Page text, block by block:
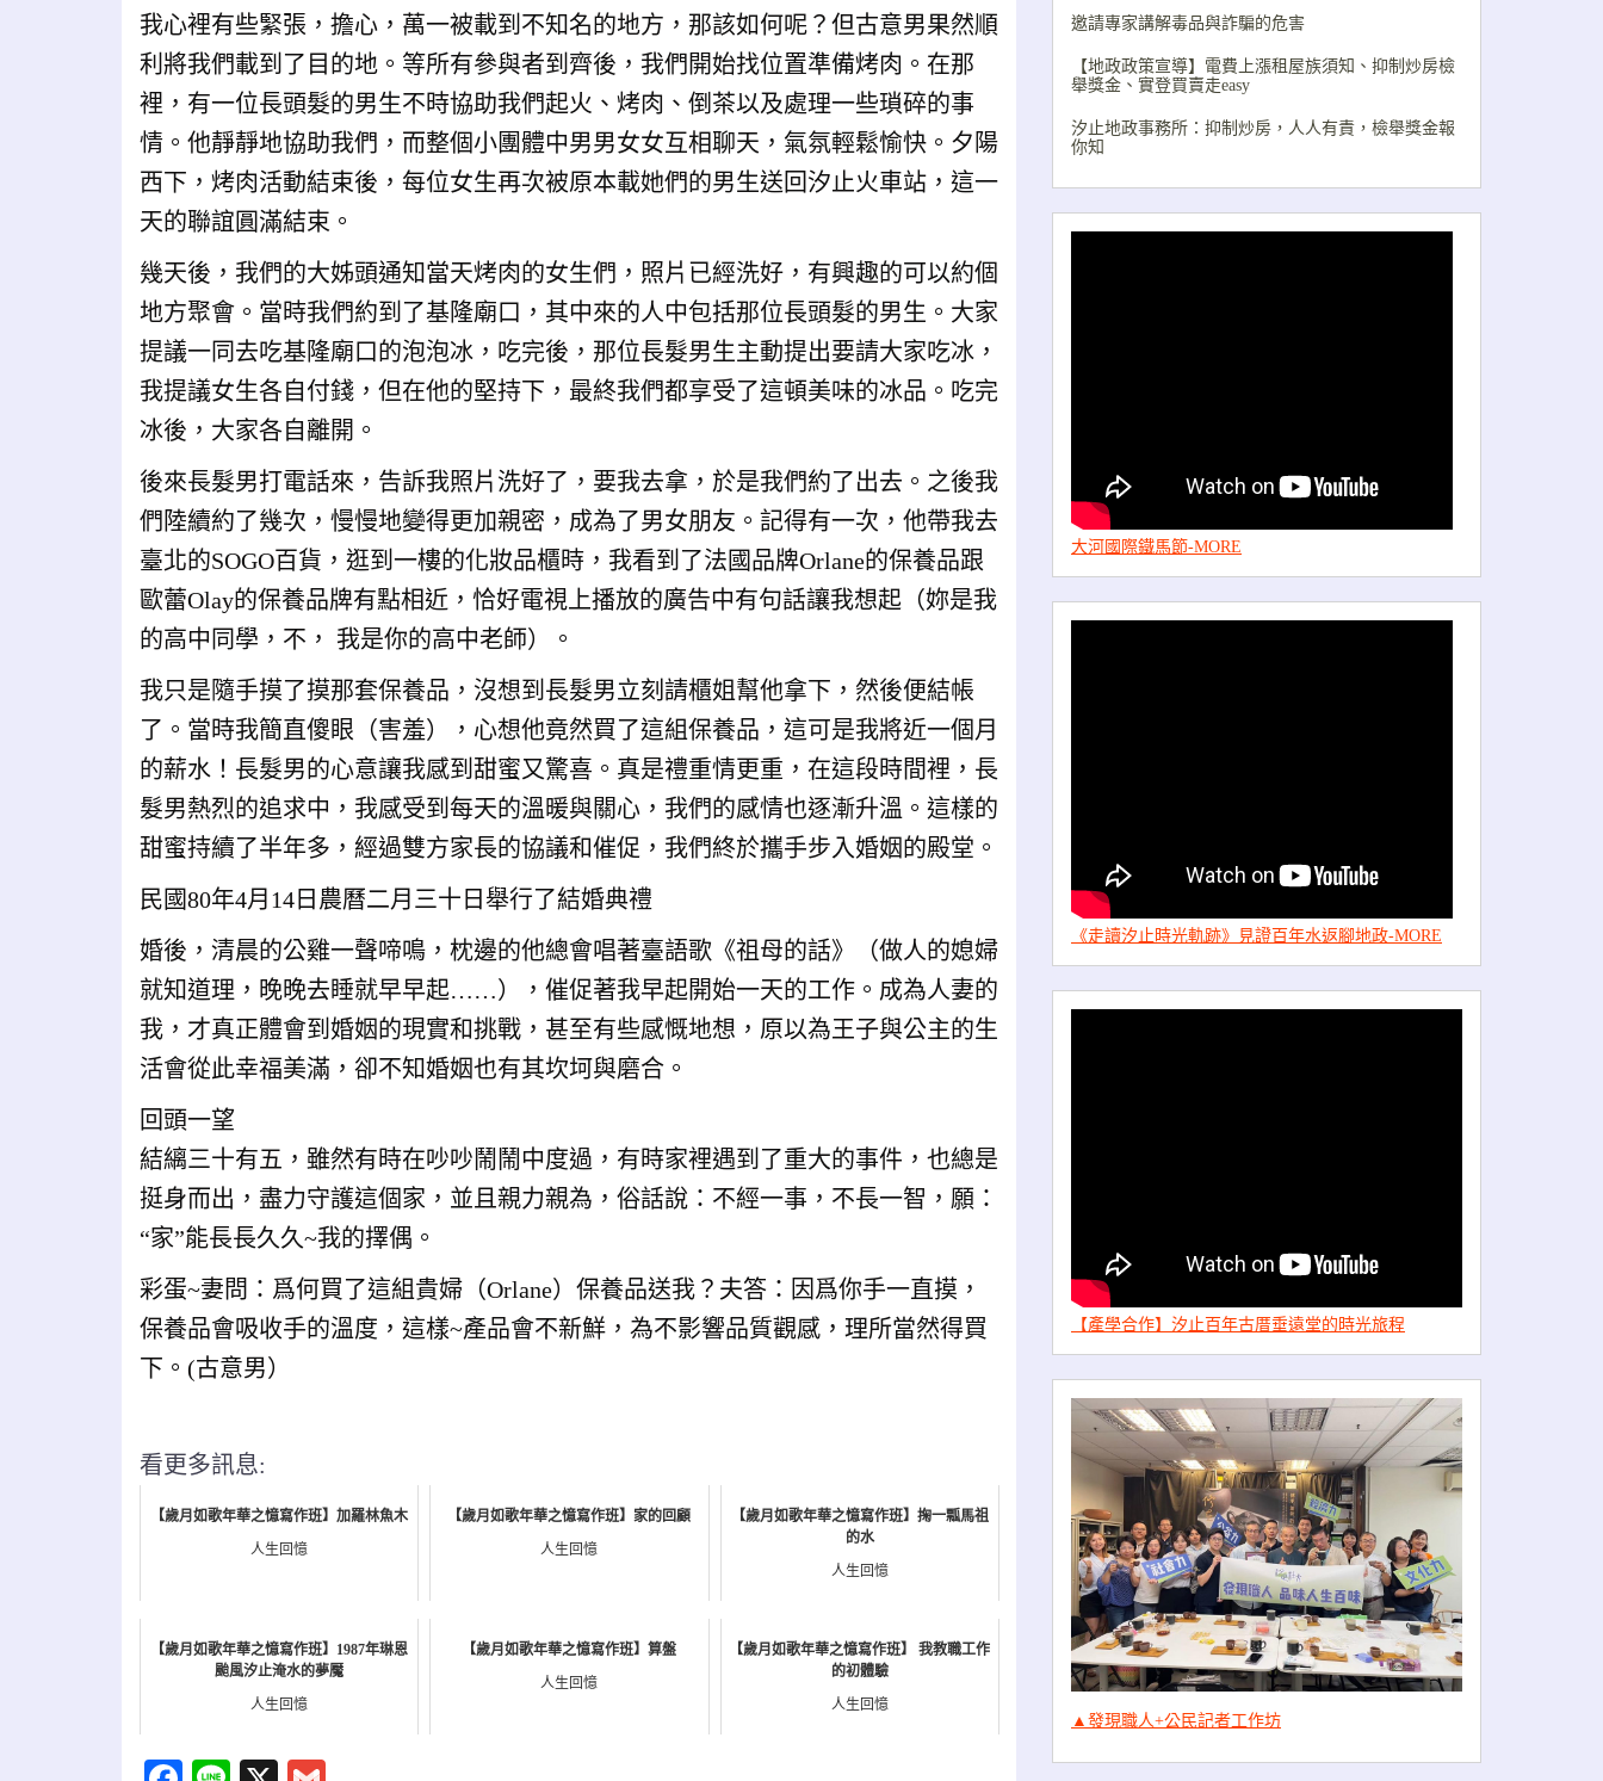
我心裡有些緊張，擔心，萬一被載到不知名的地方，那該如何呢？但古意男果然順
利將我們載到了目的地。等所有參與者到齊後，我們開始找位置準備烤肉。在那
裡，有一位長頭髮的男生不時協助我們起火、烤肉、倒茶以及處理一些瑣碎的事
情。他靜靜地協助我們，而整個小團體中男男女女互相聊天，氣氛輕鬆愉快。夕陽
西下，烤肉活動結束後，每位女生再次被原本載她們的男生送回汐止火車站，這一
天的聯誼圓滿結束。
幾天後，我們的大姊頭通知當天烤肉的女生們，照片已經洗好，有興趣的可以約個
地方聚會。當時我們約到了基隆廟口，其中來的人中包括那位長頭髮的男生。大家
提議一同去吃基隆廟口的泡泡冰，吃完後，那位長髮男生主動提出要請大家吃冰，
我提議女生各自付錢，但在他的堅持下，最終我們都享受了這頓美味的冰品。吃完
冰後，大家各自離開。
後來長髮男打電話來，告訴我照片洗好了，要我去拿，於是我們約了出去。之後我
們陸續約了幾次，慢慢地變得更加親密，成為了男女朋友。記得有一次，他帶我去
臺北的SOGO百貨，逛到一樓的化妝品櫃時，我看到了法國品牌Orlane的保養品跟
歐蕾Olay的保養品牌有點相近，恰好電視上播放的廣告中有句話讓我想起（妳是我
的高中同學，不， 我是你的高中老師）。
我只是隨手摸了摸那套保養品，沒想到長髮男立刻請櫃姐幫他拿下，然後便結帳
了。當時我簡直傻眼（害羞），心想他竟然買了這組保養品，這可是我將近一個月
的薪水！長髮男的心意讓我感到甜蜜又驚喜。真是禮重情更重，在這段時間裡，長
髮男熱烈的追求中，我感受到每天的溫暖與關心，我們的感情也逐漸升溫。這樣的
甜蜜持續了半年多，經過雙方家長的協議和催促，我們終於攜手步入婚姻的殿堂。
民國80年4月14日農曆二月三十日舉行了結婚典禮
婚後，清晨的公雞一聲啼鳴，枕邊的他總會唱著臺語歌《祖母的話》（做人的媳婦
就知道理，晚晚去睡就早早起……），催促著我早起開始一天的工作。成為人妻的
我，才真正體會到婚姻的現實和挑戰，甚至有些感慨地想，原以為王子與公主的生
活會從此幸福美滿，卻不知婚姻也有其坎坷與磨合。
回頭一望
結縭三十有五，雖然有時在吵吵鬧鬧中度過，有時家裡遇到了重大的事件，也總是
挺身而出，盡力守護這個家，並且親力親為，俗話說：不經一事，不長一智，願：
“家”能長長久久~我的擇偶。
彩蛋~妻問：爲何買了這組貴婦（Orlane）保養品送我？夫答：因爲你手一直摸，
保養品會吸收手的溫度，這樣~產品會不新鮮，為不影響品質觀感，理所當然得買
下。(古意男）
看更多訊息:
【歲月如歌年華之憶寫作班】加羅林魚木
人生回憶
【歲月如歌年華之憶寫作班】家的回顧
人生回憶
【歲月如歌年華之憶寫作班】掬一瓢馬祖
的水
人生回憶
【歲月如歌年華之憶寫作班】1987年琳恩
颱風汐止淹水的夢魘
人生回憶
【歲月如歌年華之憶寫作班】算盤
人生回憶
【歲月如歌年華之憶寫作班】 我教職工作
的初體驗
人生回憶
邀請專家講解毒品與詐騙的危害
【地政政策宣導】電費上漲租屋族須知、抑制炒房檢
舉獎金、實登買賣走easy
汐止地政事務所：抑制炒房，人人有責，檢舉獎金報
你知
大河國際鐵馬節-MORE
《走讀汐止時光軌跡》見證百年水返腳地政-MORE
【產學合作】汐止百年古厝垂遠堂的時光旅程
▲發現職人+公民記者工作坊